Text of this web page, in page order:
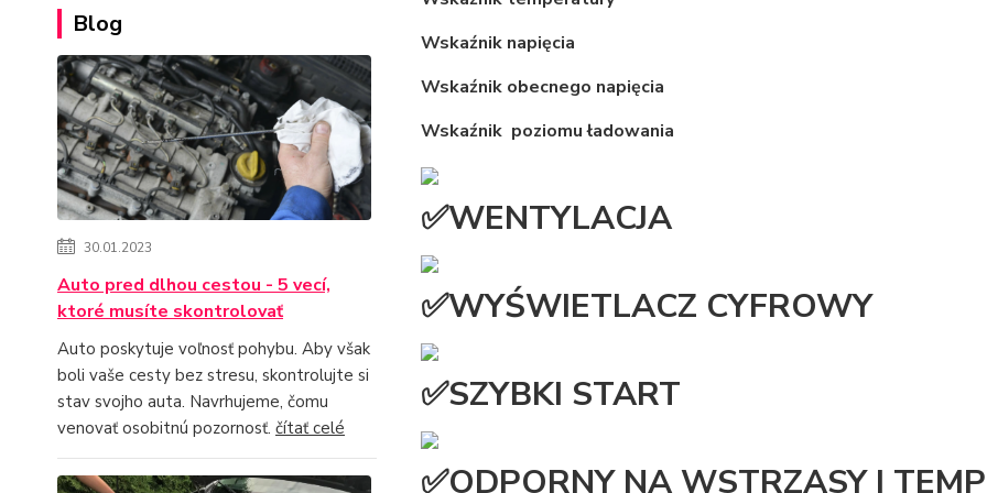
Blog
30.01.2023
Auto pred dlhou cestou - 5 vecí,
ktoré musíte skontrolovať
Auto poskytuje voľnosť pohybu. Aby však
boli vaše cesty bez stresu, skontrolujte si
stav svojho auta. Navrhujeme, čomu
venovať osobitnú pozornosť. čítať celé
Wskaźnik napięcia
Wskaźnik obecnego napięcia
Wskaźnik poziomu ładowania
✅WENTYLACJA
✅WYŚWIETLACZ CYFROWY
✅SZYBKI START
✅ODPORNY NA WSTRZĄSY I